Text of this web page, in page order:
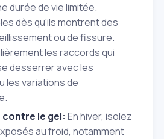
durée de vie limitée.
dès qu'ils montrent des
ou de fissure.
les raccords qui
desserrer avec les
les variations de
le gel: En hiver, isolez
au froid, notamment